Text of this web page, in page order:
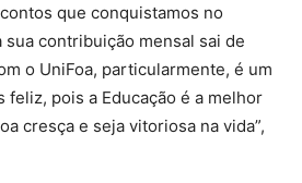
que conquistamos no
contribuição mensal sai de
o UniFoa, particularmente, é um
feliz, pois a Educação é a melhor
cresça e seja vitoriosa na vida”,